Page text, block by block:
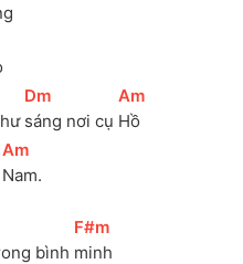
[Dm
sáng nơi cụ
[
Am
Hồ
[
Am
Nam.
bình
[F#m
minh